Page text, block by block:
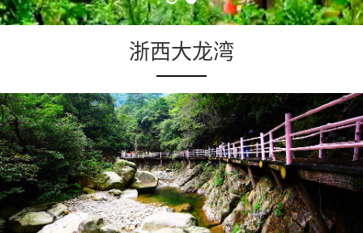
浙西大龙湾